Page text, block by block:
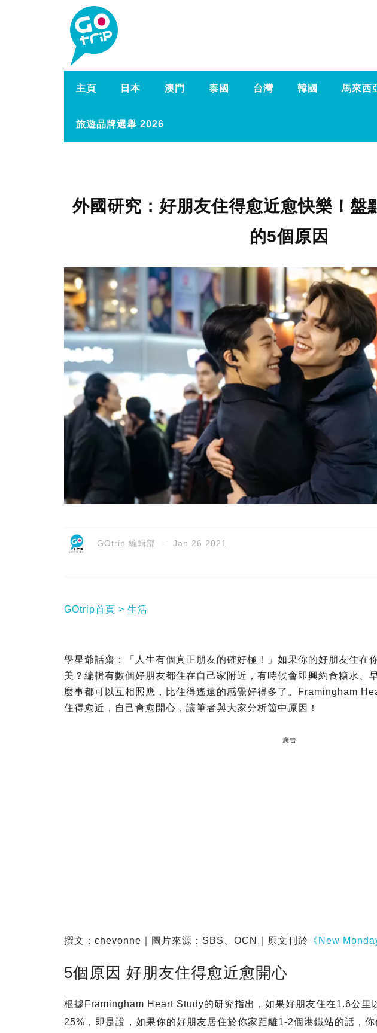
主頁 日本 澳門 泰國 台灣 韓國 馬來西
旅遊品牌選舉 2026
外國研究：好朋友住得愈近愈快樂！盤
的5個原因
GOtrip 編輯部 Jan 26 2021
GOtrip首頁 生活
學星爺話齋：「人生有個真正朋友的確好極！」如果你的好朋友住在
美？編輯有數個好朋友都住在自己家附近，有時候會即興約食糖水、
麼事都可以互相照應，比住得遙遠的感覺好得多了。Framingham
住得愈近，自己會愈開心，讓筆者與大家分析箇中原因！
廣告
撰文：chevonne｜圖片來源：SBS、OCN｜原文刊於 《New
5個原因 好朋友住得愈近愈開心
根據Framingham Heart Study的研究指出，如果好朋友住在1.6公里
25%，即是說，如果你的好朋友居住於你家距離1-2個港鐵站的話，